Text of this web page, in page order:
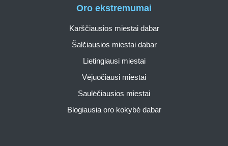
Oro ekstremumai
Karščiausios miestai dabar
Šalčiausios miestai dabar
Lietingiausi miestai
Vėjuočiausi miestai
Saulėčiausios miestai
Blogiausia oro kokybė dabar